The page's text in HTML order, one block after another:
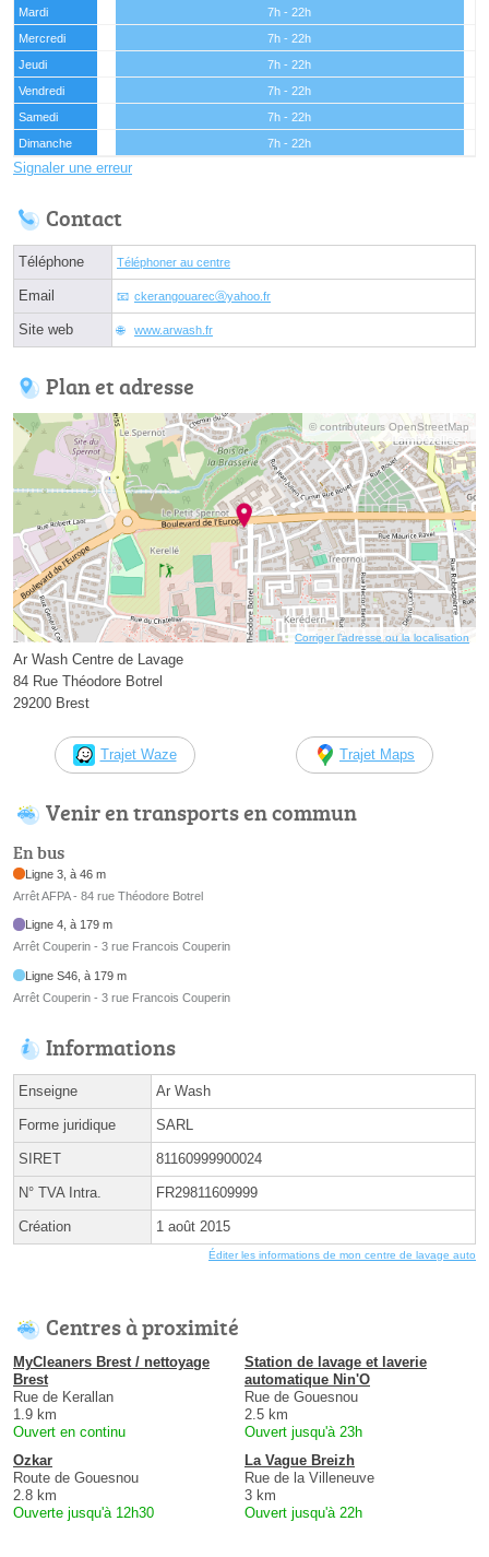
Mardi
7h - 22h
Mercredi
7h - 22h
Jeudi
7h - 22h
Vendredi
7h - 22h
Samedi
7h - 22h
Dimanche
7h - 22h
Signaler une erreur
Contact
Téléphone Téléphoner au centre
Email ckerangouarecⓐyahoo.fr
Site web www.arwash.fr
Plan et adresse
© contributeurs OpenStreetMap
Corriger l’adresse ou la localisation
Ar Wash Centre de Lavage
84 Rue Théodore Botrel
29200 Brest
Trajet Waze Trajet Maps
Venir en transports en commun
En bus
Ligne 3, à 46 m
Arrêt AFPA - 84 rue Théodore Botrel
Ligne 4, à 179 m
Arrêt Couperin - 3 rue Francois Couperin
Ligne S46, à 179 m
Arrêt Couperin - 3 rue Francois Couperin
Informations
Enseigne Ar Wash
Forme juridique SARL
SIRET 81160999900024
N° TVA Intra. FR29811609999
Création 1 août 2015
Éditer les informations de mon centre de lavage auto
Centres à proximité
MyCleaners Brest / nettoyage
Brest
Rue de Kerallan
1.9 km
Ouvert en continu
Station de lavage et laverie
automatique Nin'O
Rue de Gouesnou
2.5 km
Ouvert jusqu'à 23h
Ozkar
Route de Gouesnou
2.8 km
Ouverte jusqu'à 12h30
La Vague Breizh
Rue de la Villeneuve
3 km
Ouvert jusqu'à 22h